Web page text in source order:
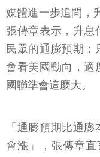
媒體進一步追問，
張傳章表示，升息
民眾的通膨預期
會看美國動向，適
國聯準會這麼大。
「通膨預期比通
會漲」，張傳章